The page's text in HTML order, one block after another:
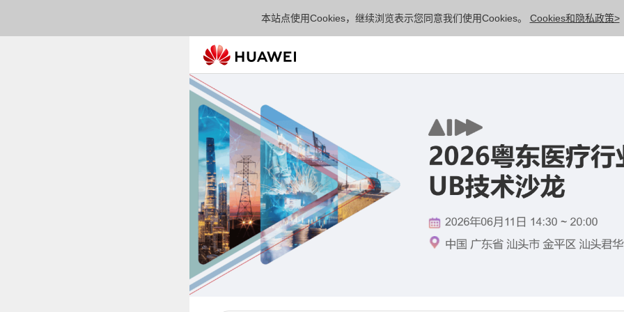
本站点使用Cookies，继续浏览表示您同意我们使用Cookies。 Cookies和隐私政策>